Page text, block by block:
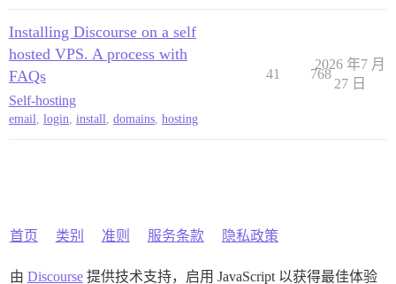
Installing Discourse on a self
hosted VPS. A process with
FAQs
Self-hosting
email login install domains hosting
41 768
2026 年7 月
27 日
首页 类别 准则 服务条款 隐私政策
由 Discourse提供技术支持，启用 JavaScript 以获得最佳体验